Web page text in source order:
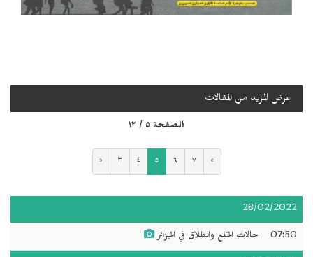
عرض المزيد من المقالات
الصفحة ٥ / ١٢
‹ ٣ ٤ ٥ ٦ ٧ ›
28/02/2022
07:50 حالات الخلع والطلاق في الجزائر